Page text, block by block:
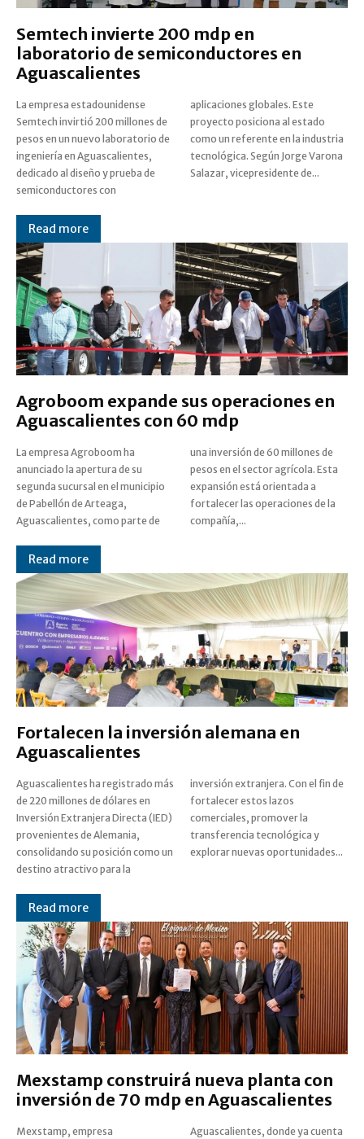
Semtech invierte 200 mdp en
laboratorio de semiconductores en
Aguascalientes
La empresa estadounidense
Semtech invirtió 200 millones de
pesos en un nuevo laboratorio de
ingeniería en Aguascalientes,
dedicado al diseño y prueba de
semiconductores con
aplicaciones globales. Este
proyecto posiciona al estado
como un referente en la industria
tecnológica. Según Jorge Varona
Salazar, vicepresidente de...
Read more
Agroboom expande sus operaciones en
Aguascalientes con 60 mdp
La empresa Agroboom ha
anunciado la apertura de su
segunda sucursal en el municipio
de Pabellón de Arteaga,
Aguascalientes, como parte de
una inversión de 60 millones de
pesos en el sector agrícola. Esta
expansión está orientada a
fortalecer las operaciones de la
compañía,...
Read more
Fortalecen la inversión alemana en
Aguascalientes
Aguascalientes ha registrado más
de 220 millones de dólares en
Inversión Extranjera Directa (IED)
provenientes de Alemania,
consolidando su posición como un
destino atractivo para la
inversión extranjera. Con el fin de
fortalecer estos lazos
comerciales, promover la
transferencia tecnológica y
explorar nuevas oportunidades...
Read more
Mexstamp construirá nueva planta con
inversión de 70 mdp en Aguascalientes
Mexstamp, empresa
Aguascalientes, donde ya cuenta